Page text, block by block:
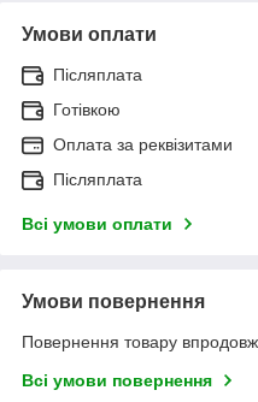
Умови оплати
Післяплата
Готівкою
Оплата за реквізитами
Післяплата
Всі умови оплати
Умови повернення
Повернення товару
Всі умови повернення